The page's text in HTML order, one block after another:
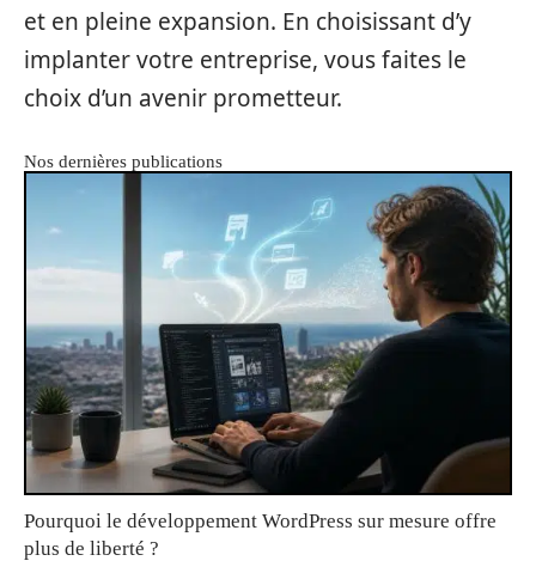
et en pleine expansion. En choisissant d’y
implanter votre entreprise, vous faites le
choix d’un avenir prometteur.
Nos dernières publications
Pourquoi le développement WordPress sur mesure offre
plus de liberté ?